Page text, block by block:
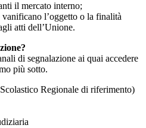
il mercato interno;
l’oggetto o la finalità
atti dell’Unione.
di segnalazione ai quai accedere
più sotto.
Regionale di riferimento)